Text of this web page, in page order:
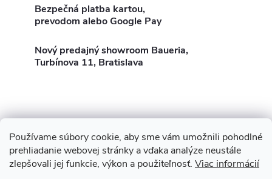
Používame súbory cookie, aby sme vám umožnili pohodlné
prehliadanie webovej stránky a vďaka analýze neustále
zlepšovali jej funkcie, výkon a použiteľnosť. Viac informácií
r
v
k
Bezpečná platba kartou,
prevodom alebo Google Pay
Nový predajný showroom Baueria,
Turbínova 11, Bratislava
Z
Showroom Turbínova 11 Rekonštrukcie
Stavby
3D Vizualizácia zdarma
O nás Obhliadka zdarma